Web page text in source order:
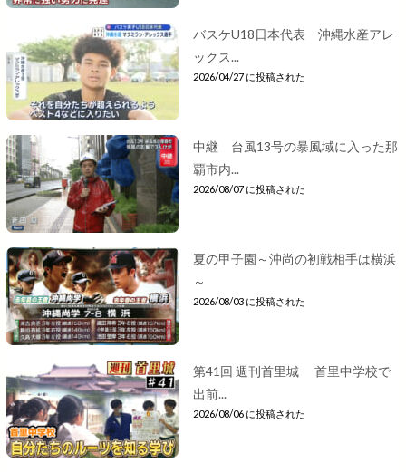
バスケU18日本代表 沖縄水産アレ
ックス...
2026/04/27 に投稿された
中継 台風13号の暴風域に入った那
覇市内...
2026/08/07 に投稿された
夏の甲子園～沖尚の初戦相手は横浜
～
2026/08/03 に投稿された
第41回 週刊首里城 首里中学校で
出前...
2026/08/06 に投稿された